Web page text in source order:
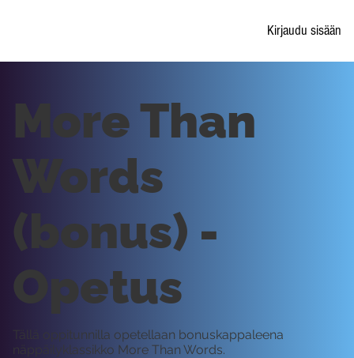
Kirjaudu sisään
More Than
Words
(bonus) -
Opetus
Tällä oppitunnilla opetellaan bonuskappaleena
näppäilyklassikko More Than Words.